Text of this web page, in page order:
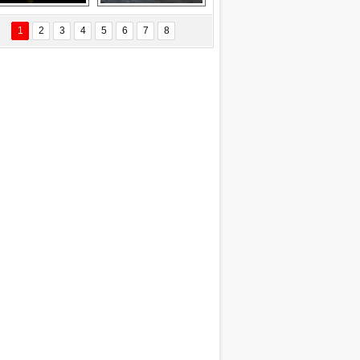
ÖZYANIK
Değişti?
Delta uçağına
yıldırım çarptı
Ford Focus RS
(2015)
1 2 3 4 5 6 7 8